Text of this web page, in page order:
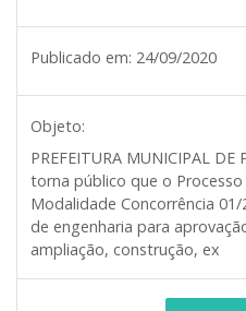
Publicado em: 24/09/2020
Objeto:
PREFEITURA MUNICIPAL DE
torna público que o
Modalidade Concorrência
de engenharia para
ampliação, construção, ex